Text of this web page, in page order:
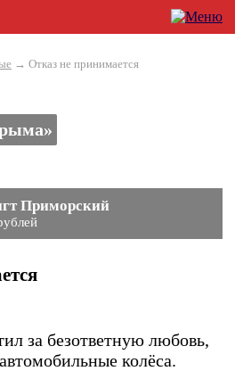
→ Отказ не принимается
Приморский
за безответную любовь,
колёса.